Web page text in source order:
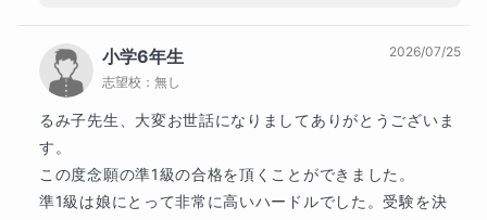
▶️時事問題理解
▶️高校受験英語　大学受験英語
＊リーディング
＊スピーキング
英語満点合格
難関国公立大学
北海道大学
東北大学 東京大学
東京医科歯科大学
東京科学大学
他 22 校 すべて見る
の方も大変励みになります
ありがとうございます
小学6年生
志望校： 無し
2026/07/25
るみ子先生、大変お世話になりましてありがとうございま
す。
この度念願の準1級の合格を頂くことができました。
準1級は娘にとって非常に高いハードルでした。受験を決